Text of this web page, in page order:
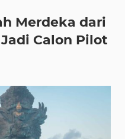
Merdeka dari
Calon Pilot